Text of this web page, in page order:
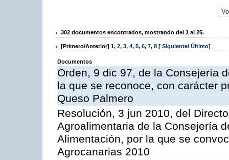
302 documentos encontrados, mostrando del 1 al 25.
[Primero/Anterior] 1, 2, 3, 4, 5, 6, 7, 8 [ Siguiente/ Último]
Documentos
Orden, 9 dic 97, de la Consejería
la que se reconoce, con carácter
Queso Palmero
Resolución, 3 jun 2010, del
Agroalimentaria de la Consejería
Alimentación, por la que se
Agrocanarias 2010